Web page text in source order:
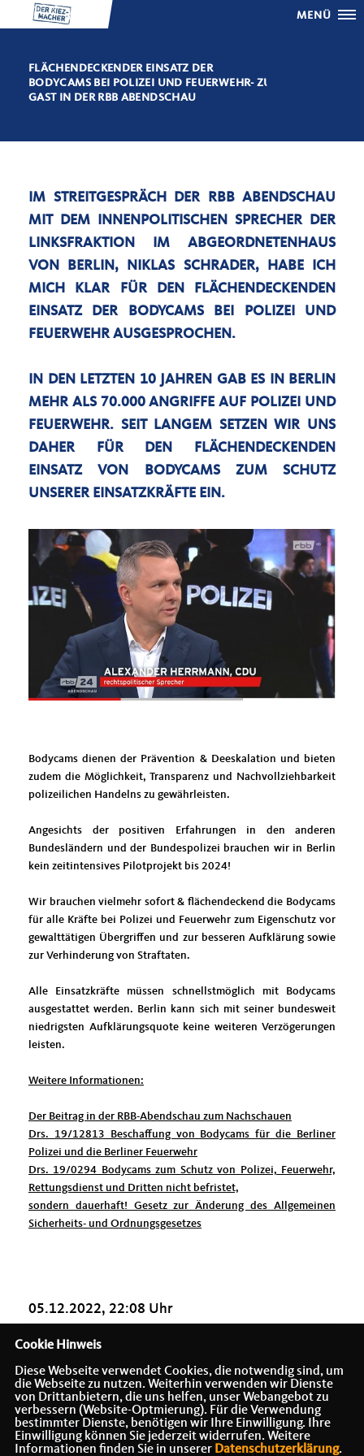
MENÜ
FLÄCHENDECKENDER EINSATZ DER
BODYCAMS BEI POLIZEI UND FEUERWEHR- ZU
GAST IN DER RBB ABENDSCHAU
IM STREITGESPRÄCH DER RBB ABENDSCHAU
MIT DEM INNENPOLITISCHEN SPRECHER DER
LINKSFRAKTION IM ABGEORDNETENHAUS
VON BERLIN, NIKLAS SCHRADER, HABE ICH
MICH KLAR FÜR DEN FLÄCHENDECKENDEN
EINSATZ DER BODYCAMS BEI POLIZEI UND
FEUERWEHR AUSGESPROCHEN.
IN DEN LETZTEN 10 JAHREN GAB ES IN BERLIN
MEHR ALS 70.000 ANGRIFFE AUF POLIZEI UND
FEUERWEHR. SEIT LANGEM SETZEN WIR UNS
DAHER FÜR DEN FLÄCHENDECKENDEN
EINSATZ VON BODYCAMS ZUM SCHUTZ
UNSERER EINSATZKRÄFTE EIN.
Bodycams dienen der Prävention & Deeskalation und bieten
zudem die Möglichkeit, Transparenz und Nachvollziehbarkeit
polizeilichen Handelns zu gewährleisten.
Angesichts der positiven Erfahrungen in den anderen
Bundesländern und der Bundespolizei brauchen wir in Berlin
kein zeitintensives Pilotprojekt bis 2024!
Wir brauchen vielmehr sofort & flächendeckend die Bodycams
für alle Kräfte bei Polizei und Feuerwehr zum Eigenschutz vor
gewalttätigen Übergriffen und zur besseren Aufklärung sowie
zur Verhinderung von Straftaten.
Alle Einsatzkräfte müssen schnellstmöglich mit Bodycams
ausgestattet werden. Berlin kann sich mit seiner bundesweit
niedrigsten Aufklärungsquote keine weiteren Verzögerungen
leisten.
Weitere Informationen:
Der Beitrag in der RBB-Abendschau zum Nachschauen
Drs. 19/12813 Beschaffung von Bodycams für die Berliner
Polizei und die Berliner Feuerwehr
Drs. 19/0294 Bodycams zum Schutz von Polizei, Feuerwehr,
Rettungsdienst und Dritten nicht befristet,
sondern dauerhaft! Gesetz zur Änderung des Allgemeinen
Sicherheits- und Ordnungsgesetzes
05.12.2022, 22:08 Uhr
IMPRESSUM DATENSCHUTZ
Cookie Hinweis
Diese Webseite verwendet Cookies, die notwendig sind, um
die Webseite zu nutzen. Weiterhin verwenden wir Dienste
von Drittanbietern, die uns helfen, unser Webangebot zu
verbessern (Website-Optmierung). Für die Verwendung
bestimmter Dienste, benötigen wir Ihre Einwilligung. Ihre
Einwilligung können Sie jederzeit widerrufen. Weitere
Informationen finden Sie in unserer Datenschutzerklärung.